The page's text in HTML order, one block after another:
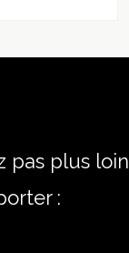
pas plus loin
: